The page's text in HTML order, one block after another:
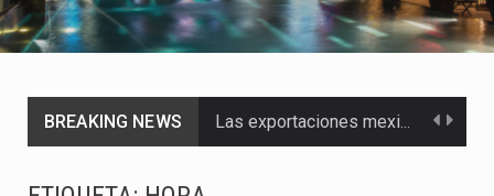
BREAKING NEWS Las exportaciones mexicanas de vehículos ligeros disminuyeron 9.67 % en julio a tasa anual, alcanzando…